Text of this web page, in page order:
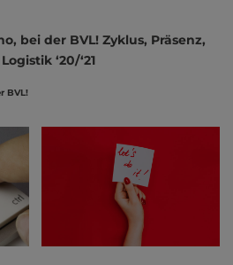
bei der BVL! Zyklus, Präsenz,
‘20/‘21
BVL!